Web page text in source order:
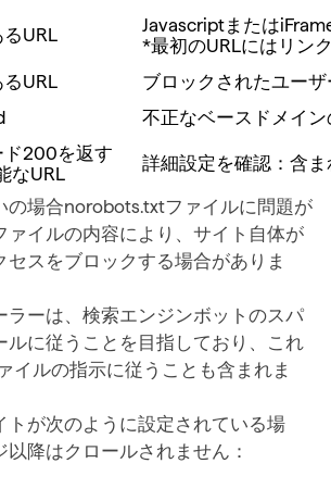
URL
Javascriptまたは
*最初のURLにはリン
URL
ブロックされたユー
不正なベースドメイ
ド200を返す
なURL
詳細設定を確認：含
の場合norobots.txtファイルに問題が
ァイルの内容により、サイト自体が
セスをブロックする場合がありま
ラーは、検索エンジンボットのスパ
ルに従うことを目指しており、これ
イルの指示に従うことも含まれま
トが次のように設定されている場
降はクロールされません：